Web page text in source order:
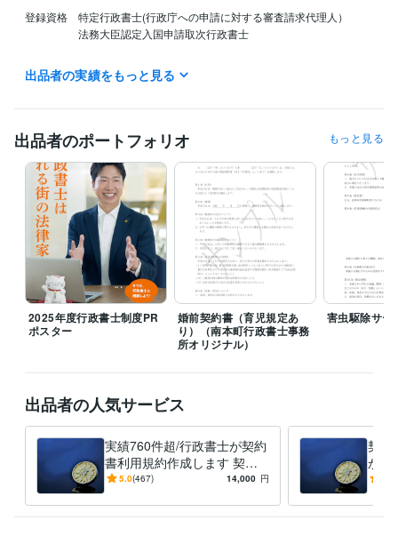
登録資格　特定行政書士(行政庁への申請に対する審査請求代理人）
法務大臣認定入国申請取次行政書士
契約書作成を含めすべての業務は365日受付けています。返信は年末年
始、土日祝日、定休日を除き1時間〜12時間以内に致します。
い。
このお問い合わせ段階で契約に関する法務相談を詳細に行います。ここ
では料金はいただきませんので、ぜひご活用ください。
また、守秘義務によりご提示いただきました個人情報はご依頼の有無に
関わらず現在、将来に渡り外部にもれることはございません。ご安心く
ださい。
契約書作成、利用規約、覚書、誓約書、業務委託契約書の作成、その他
の書面など、個人間、法人間におけるお取引、取り決めをしたいといっ
た幅広いご相談をお受けいたします。
◯契約書、利用規約作成納期について
お問い合わせください。
◯各種許認可申請書類のご相談
サービスタイトルにあげていない事業、個人の方の権利に関する許可に
つきましてもお問い合わせいただきましたら調査致します。
経験職種
マーケティング / ブランディング 経験年数 : 12年
出品者の実績をもっと見る
出品者のポートフォリオ もっと見る
2025年度行政書士制度PR
ポスター
婚前契約書（育児規定あ
り）（南本町行政書士事務
所オリジナル）
害虫駆除サー
出品者の人気サービス
実績760件超/行政書士が契約
書利用規約作成します 契約
書、利用規約、業務委託、取
す。
5.0(467) 14,000 円
契約
がプ
プロ
構築